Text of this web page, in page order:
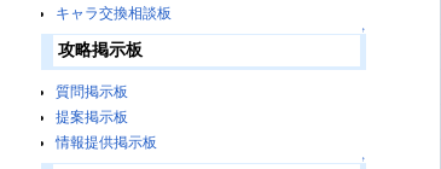
キャラ交換相談板
↑
攻略掲示板
質問掲示板
提案掲示板
情報提供掲示板
↑